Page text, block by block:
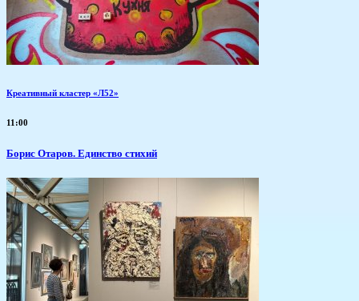
Креативный кластер «Л52»
11:00
Борис Отаров. Единство стихий